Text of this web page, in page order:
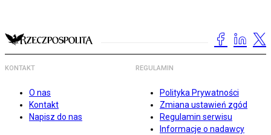
KONTAKT
O nas
Kontakt
Napisz do nas
REGULAMIN
Polityka Prywatności
Zmiana ustawień zgód
Regulamin serwisu
Informacje o nadawcy